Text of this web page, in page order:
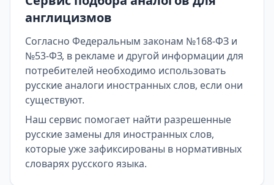
англицизмов
Согласно Федеральным законам №168-ФЗ и
№53-ФЗ, в рекламе и другой информации для
потребителей необходимо использовать
русские аналоги иностранных слов, если они
существуют.
Наш сервис помогает найти разрешенные
русские замены для иностранных слов,
которые уже зафиксированы в нормативных
словарях русского языка.